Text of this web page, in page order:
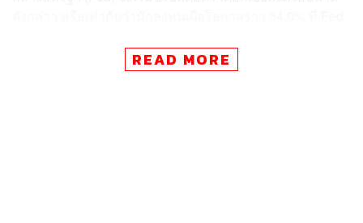
เป็นการแบ่งน้ำหนักที่ไม่หนีห่างกันมากสุดในรอบกว่า 15 ปี
บ่งชี้ถึงความไม่แน่นอนของประเด็นขนาดการปรับลดอัตรา
READ MORE